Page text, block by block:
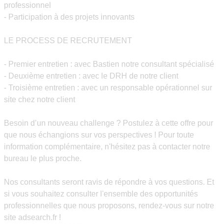
professionnel
- Participation à des projets innovants
LE PROCESS DE RECRUTEMENT
- Premier entretien : avec Bastien notre consultant spécialisé
- Deuxième entretien : avec le DRH de notre client
- Troisième entretien : avec un responsable opérationnel sur
site chez notre client
Besoin d’un nouveau challenge ? Postulez à cette offre pour
que nous échangions sur vos perspectives ! Pour toute
information complémentaire, n'hésitez pas à contacter notre
bureau le plus proche.
Nos consultants seront ravis de répondre à vos questions. Et
si vous souhaitez consulter l'ensemble des opportunités
professionnelles que nous proposons, rendez-vous sur notre
site adsearch.fr !